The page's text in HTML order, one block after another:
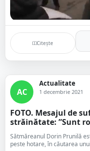
Citește
AC
Actualitate
1 decembrie 2021
FOTO. Mesajul de
străinătate: ”Sunt
Sătmăreanul Dorin Prunilă
peste hotare, în căutarea